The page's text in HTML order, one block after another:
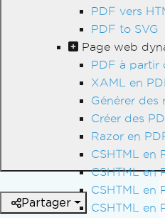
PDF vers
PDF to SVG
Page web
PDF à partir
XAML en
Générer des
Créer des
Razor en
CSHTML en
CSHTML en
CSHTML en
CSHTML en
Partager